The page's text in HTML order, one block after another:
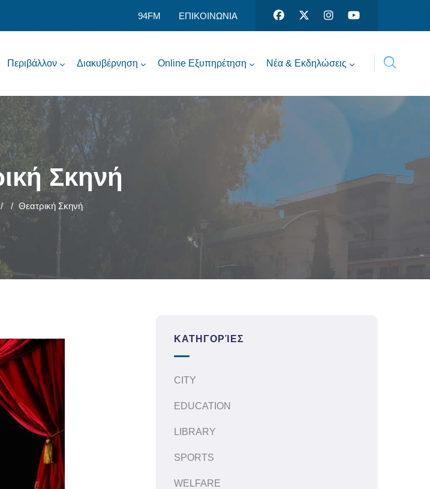
94FM ΕΠΙΚΟΙΝΩΝΙΑ
Περιβάλλον Διακυβέρνηση Online Εξυπηρέτηση Νέα & Εκδηλώσεις
Σκηνή
/ / Θεατρική Σκηνή
ΚΑΤΗΓΟΡΊΕΣ
CITY
EDUCATION
LIBRARY
SPORTS
WELFARE